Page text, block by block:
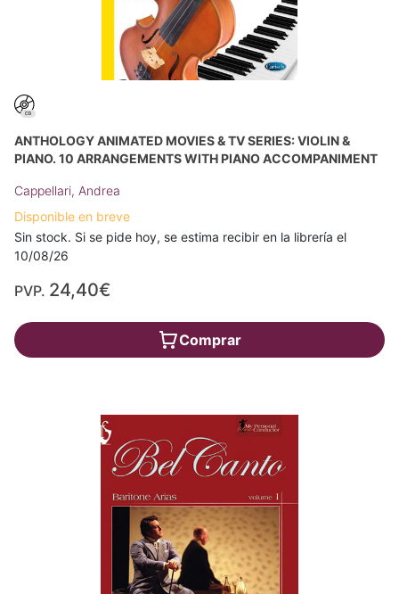
ANTHOLOGY ANIMATED MOVIES & TV SERIES: VIOLIN &
PIANO. 10 ARRANGEMENTS WITH PIANO ACCOMPANIMENT
Cappellari, Andrea
Disponible en breve
Sin stock. Si se pide hoy, se estima recibir en la librería el
10/08/26
PVP. 24,40€
Comprar